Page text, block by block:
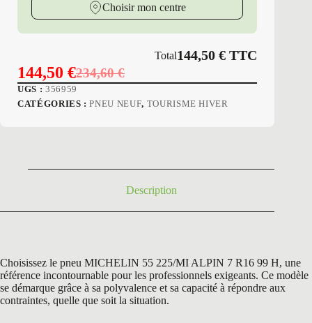
Choisir mon centre
Total144,50€ TTC
234,60€
Le
prix
144,50 €
Le
prix
UGS : 356959
CATÉGORIES :PNEU NEUF, TOURISME HIVER
Description
Choisissez le pneu MICHELIN 55 225/MI ALPIN 7 R16 99 H, une
référence incontournable pour les professionnels exigeants. Ce modèle
se démarque grâce à sa polyvalence et sa capacité à répondre aux
contraintes, quelle que soit la situation.